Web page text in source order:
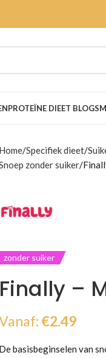
PROTEÏNE DIEET BLOGS
Specifiek dieet
zonder suiker
zonder suiker
–
€2.49
basisbeginselen van